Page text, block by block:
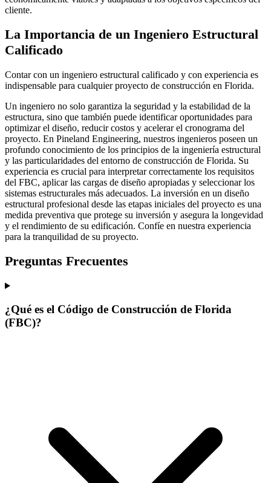
cliente.
La Importancia de un Ingeniero Estructural
Calificado
Contar con un ingeniero estructural calificado y con experiencia es
indispensable para cualquier proyecto de construcción en Florida.
Un ingeniero no solo garantiza la seguridad y la estabilidad de la
estructura, sino que también puede identificar oportunidades para
optimizar el diseño, reducir costos y acelerar el cronograma del
proyecto. En Pineland Engineering, nuestros ingenieros poseen un
profundo conocimiento de los principios de la ingeniería estructural
y las particularidades del entorno de construcción de Florida. Su
experiencia es crucial para interpretar correctamente los requisitos
del FBC, aplicar las cargas de diseño apropiadas y seleccionar los
sistemas estructurales más adecuados. La inversión en un diseño
estructural profesional desde las etapas iniciales del proyecto es una
medida preventiva que protege su inversión y asegura la longevidad
y el rendimiento de su edificación. Confíe en nuestra experiencia
para la tranquilidad de su proyecto.
Preguntas Frecuentes
¿Qué es el Código de Construcción de Florida
(FBC)?